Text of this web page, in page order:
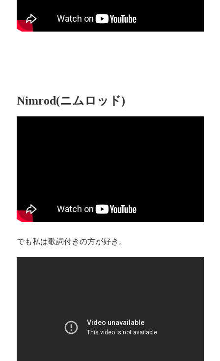
Nimrod(ニムロッド)
でも私は歌詞付きの方が好き。